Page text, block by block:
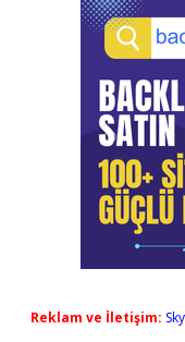
Reklam ve İletişim: